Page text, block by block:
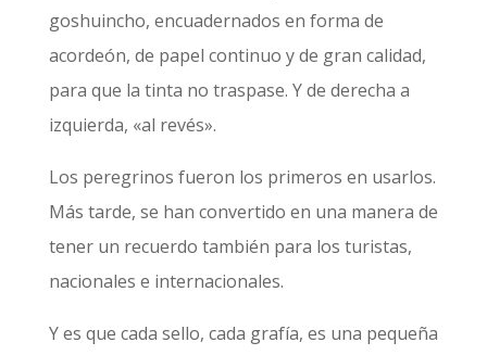
goshuincho, encuadernados en forma de
acordeón, de papel continuo y de gran calidad,
para que la tinta no traspase. Y de derecha a
izquierda, «al revés».
Los peregrinos fueron los primeros en usarlos.
Más tarde, se han convertido en una manera de
tener un recuerdo también para los turistas,
nacionales e internacionales.
Y es que cada sello, cada grafía, es una pequeña